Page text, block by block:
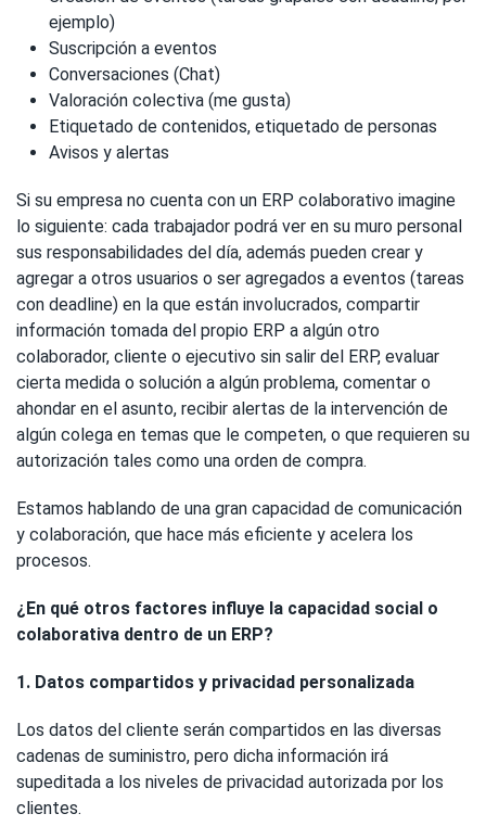
ejemplo)
Suscripción a eventos
Conversaciones (Chat)
Valoración colectiva (me gusta)
Etiquetado de contenidos, etiquetado de personas
Avisos y alertas
Si su empresa no cuenta con un ERP colaborativo imagine
lo siguiente: cada trabajador podrá ver en su muro personal
sus responsabilidades del día, además pueden crear y
agregar a otros usuarios o ser agregados a eventos (tareas
con deadline) en la que están involucrados, compartir
información tomada del propio ERP a algún otro
colaborador, cliente o ejecutivo sin salir del ERP, evaluar
cierta medida o solución a algún problema, comentar o
ahondar en el asunto, recibir alertas de la intervención de
algún colega en temas que le competen, o que requieren su
autorización tales como una orden de compra.
Estamos hablando de una gran capacidad de comunicación
y colaboración, que hace más eficiente y acelera los
procesos.
¿En qué otros factores influye la capacidad social o
colaborativa dentro de un ERP?
1. Datos compartidos y privacidad personalizada
Los datos del cliente serán compartidos en las diversas
cadenas de suministro, pero dicha información irá
supeditada a los niveles de privacidad autorizada por los
clientes.